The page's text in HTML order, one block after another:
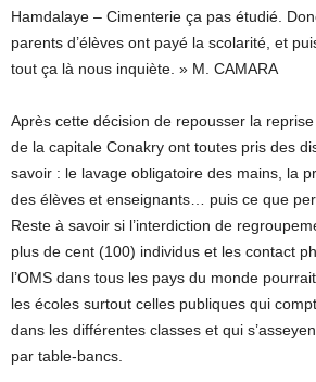
Hamdalaye – Cimenterie ça pas étudié.
parents d’élèves ont payé la scolarité, et
tout ça là nous inquiète. » M. CAMARA
Après cette décision de repousser la
de la capitale Conakry ont toutes pris des
savoir : le lavage obligatoire des mains, la
des élèves et enseignants… puis ce que
Reste à savoir si l’interdiction de
plus de cent (100) individus et les contact
l’OMS dans tous les pays du monde
les écoles surtout celles publiques qui
dans les différentes classes et qui
par table-bancs.